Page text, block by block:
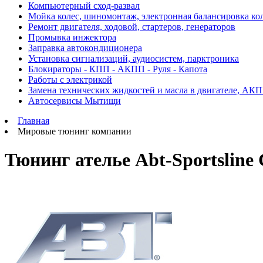
Компьютерный сход-развал
Мойка колес, шиномонтаж, электронная балансировка
Ремонт двигателя, ходовой, стартеров, генераторов
Промывка инжектора
Заправка автокондиционера
Установка сигнализаций, аудиосистем, парктроника
Блокираторы - КПП - АКПП - Руля - Капота
Работы с электрикой
Замена технических жидкостей и масла в двигателе,
Автосервисы Мытищи
Главная
Мировые тюнинг компании
Тюнинг ателье Abt-Sportsline